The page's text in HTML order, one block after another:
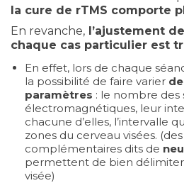
la cure de rTMS comporte
En revanche, l’ajustement
chaque cas particulier est
En effet, lors de chaque
la possibilité de faire varier
paramètres : le nombre des
électromagnétiques, leur
chacune d’elles, l’intervalle
zones du cerveau visées.
complémentaires dits de
permettent de bien
visée)